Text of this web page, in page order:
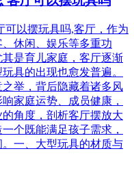
可以摆玩具吗,客厅，作为
休闲、娱乐等多重功
是育儿家庭，客厅逐渐
具的出现也愈发普遍。
举，背后隐藏着诸多风
家庭运势、成员健康，
角度，剖析客厅摆放大
个既能满足孩子需求，
一、大型玩具的材质与